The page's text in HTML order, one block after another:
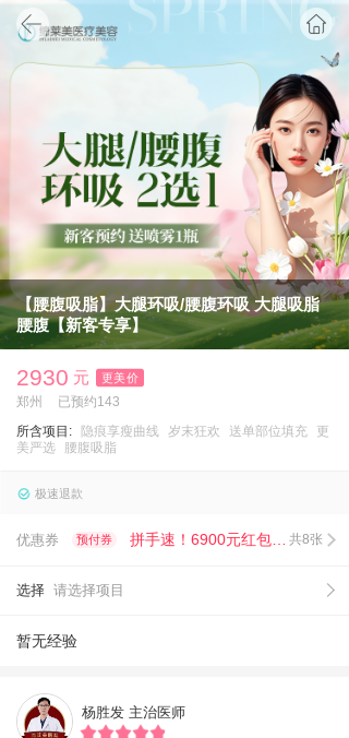
首页
【腰腹吸脂】大腿环吸/腰腹环吸 大腿吸脂
腰腹【新客专享】
2930 元 更美价
郑州
已预约143
所含项目:
隐痕享瘦曲线 岁末狂欢 送单部位填充
更
美严选
腰腹吸脂
极速退款
优惠券 预付券 共8张
选择 请选择项目
暂无经验
杨胜发 主治医师